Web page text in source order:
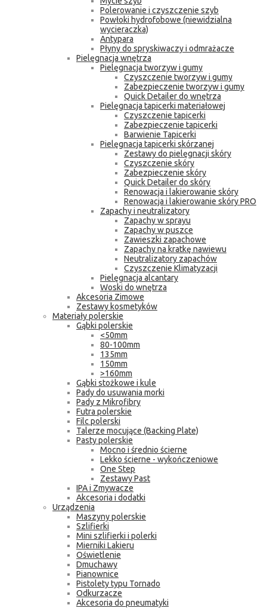
Polerowanie i czyszczenie szyb
Powłoki hydrofobowe (niewidzialna
wycieraczka)
Antypara
Płyny do spryskiwaczy i odmrażacze
Pielęgnacja wnętrza
Pielęgnacja tworzyw i gumy
Czyszczenie tworzyw i gumy
Zabezpieczenie tworzyw i gumy
Quick Detailer do wnętrza
Pielęgnacja tapicerki materiałowej
Czyszczenie tapicerki
Zabezpieczenie tapicerki
Barwienie Tapicerki
Pielęgnacja tapicerki skórzanej
Zestawy do pielęgnacji skóry
Czyszczenie skóry
Zabezpieczenie skóry
Quick Detailer do skóry
Renowacja i lakierowanie skóry
Renowacja i lakierowanie skóry PRO
Zapachy i neutralizatory
Zapachy w sprayu
Zapachy w puszce
Zawieszki zapachowe
Zapachy na kratkę nawiewu
Neutralizatory zapachów
Czyszczenie Klimatyzacji
Pielęgnacja alcantary
Woski do wnętrza
Akcesoria Zimowe
Zestawy kosmetyków
Materiały polerskie
Gąbki polerskie
<50mm
80-100mm
135mm
150mm
>160mm
Gąbki stożkowe i kule
Pady do usuwania morki
Pady z Mikrofibry
Futra polerskie
Filc polerski
Talerze mocujące (Backing Plate)
Pasty polerskie
Mocno i średnio ścierne
Lekko ścierne - wykończeniowe
One Step
Zestawy Past
IPA i Zmywacze
Akcesoria i dodatki
Urządzenia
Maszyny polerskie
Szlifierki
Mini szlifierki i polerki
Mierniki Lakieru
Oświetlenie
Dmuchawy
Pianownice
Pistolety typu Tornado
Odkurzacze
Akcesoria do pneumatyki